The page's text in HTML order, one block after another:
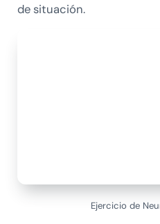
de situación.
Ejercicio de